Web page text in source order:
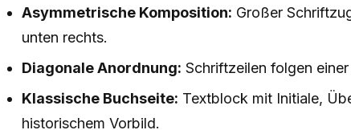
Asymmetrische Komposition: Großer
unten rechts.
Diagonale Anordnung: Schriftzeilen folgen
Klassische Buchseite: Textblock mit Initiale,
historischem Vorbild.